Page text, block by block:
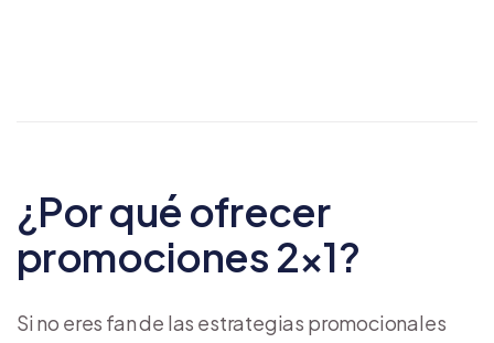
¿Por qué ofrecer
promociones 2×1?
Si no eres fan de las estrategias promocionales